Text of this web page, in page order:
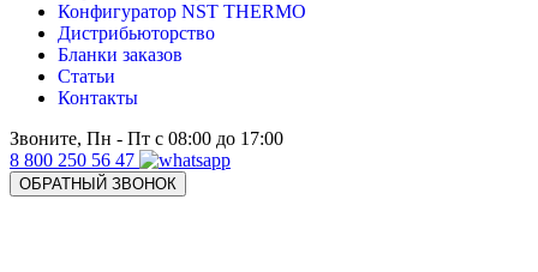
Конфигуратор NST THERMO
Дистрибьюторство
Бланки заказов
Статьи
Контакты
Звоните, Пн - Пт с 08:00 до 17:00
8 800 250 56 47
ОБРАТНЫЙ ЗВОНОК